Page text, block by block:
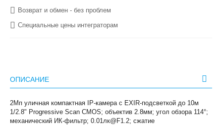
Возврат и обмен - без проблем
Специальные цены интеграторам
ОПИСАНИЕ
2Мп уличная компактная IP-камера с EXIR-подсветкой до 10м
1/2.8" Progressive Scan CMOS; объектив 2.8мм; угол обзора 114°;
механический ИК-фильтр; 0.01лк@F1.2; сжатие